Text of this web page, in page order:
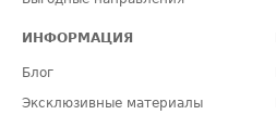
ИНФОРМАЦИЯ
Блог
Эксклюзивные материалы